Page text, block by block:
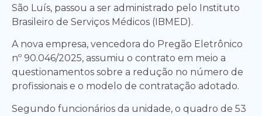
São Luís, passou a ser administrado pelo Instituto
Brasileiro de Serviços Médicos (IBMED).
A nova empresa, vencedora do Pregão Eletrônico
nº 90.046/2025, assumiu o contrato em meio a
questionamentos sobre a redução no número de
profissionais e o modelo de contratação adotado.
Segundo funcionários da unidade, o quadro de 53